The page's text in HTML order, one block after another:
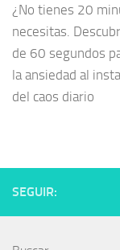
¿No tienes 20
necesitas.
de 60 segundos
la ansiedad al
del caos diario
SEGUIR: